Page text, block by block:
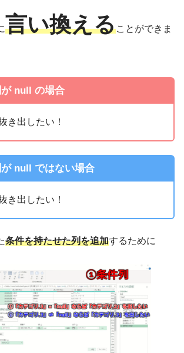
言い換えることができま
null の場合
き出したい！
null ではない場合
き出したい！
条件を持たせた列を追加するために